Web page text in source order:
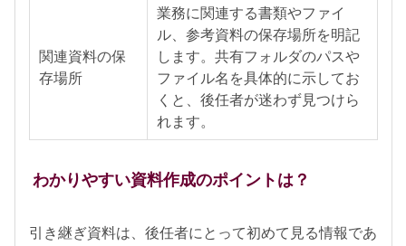
関連資料の保
存場所
業務に関連する書類やファイ
ル、参考資料の保存場所を明記
します。共有フォルダのパスや
ファイル名を具体的に示してお
くと、後任者が迷わず見つけら
れます。
わかりやすい資料作成のポイントは？
引き継ぎ資料は、後任者にとって初めて見る情報であ